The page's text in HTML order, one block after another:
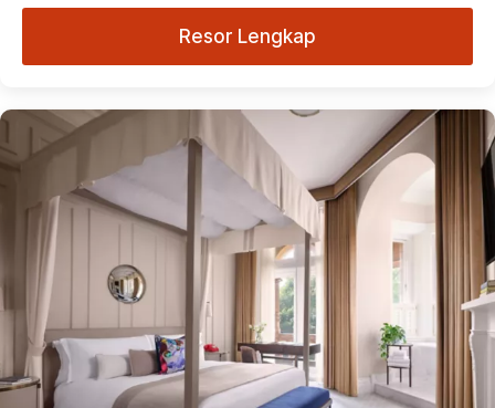
Resor Lengkap